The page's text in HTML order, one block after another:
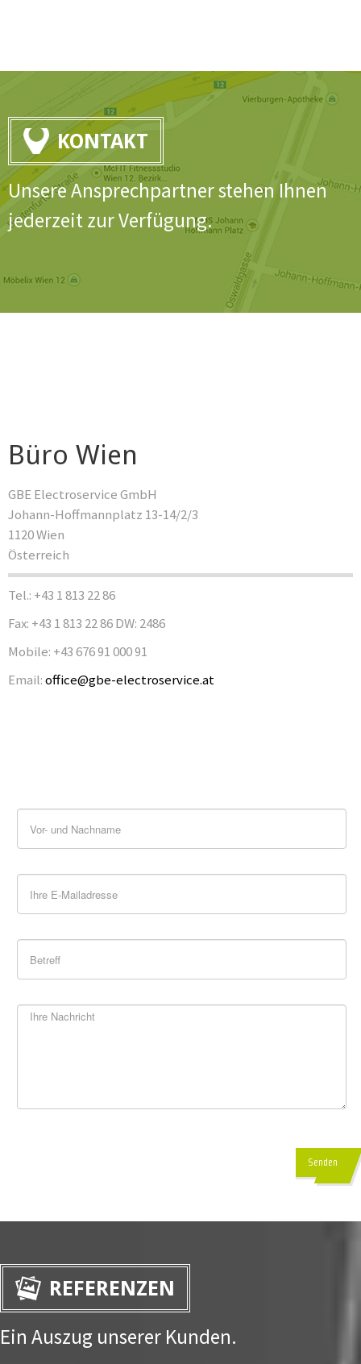
KONTAKT
Unsere Ansprechpartner stehen Ihnen
jederzeit zur Verfügung.
Büro Wien
GBE Electroservice GmbH
Johann-Hoffmannplatz 13-14/2/3
1120 Wien
Österreich
Tel.: +43 1 813 22 86
Fax: +43 1 813 22 86 DW: 2486
Mobile: +43 676 91 000 91
Email:office@gbe-electroservice.at
Senden
REFERENZEN
Ein Auszug unserer Kunden.